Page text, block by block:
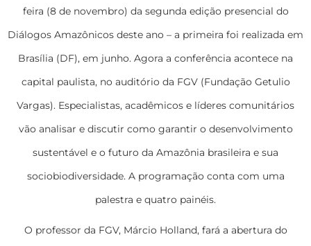
feira (8 de novembro) da segunda edição presencial do
Diálogos Amazônicos deste ano – a primeira foi realizada em
Brasília (DF), em junho. Agora a conferência acontece na
capital paulista, no auditório da FGV (Fundação Getulio
Vargas). Especialistas, acadêmicos e líderes comunitários
vão analisar e discutir como garantir o desenvolvimento
sustentável e o futuro da Amazônia brasileira e sua
sociobiodiversidade. A programação conta com uma
palestra e quatro painéis.
O professor da FGV, Márcio Holland, fará a abertura do